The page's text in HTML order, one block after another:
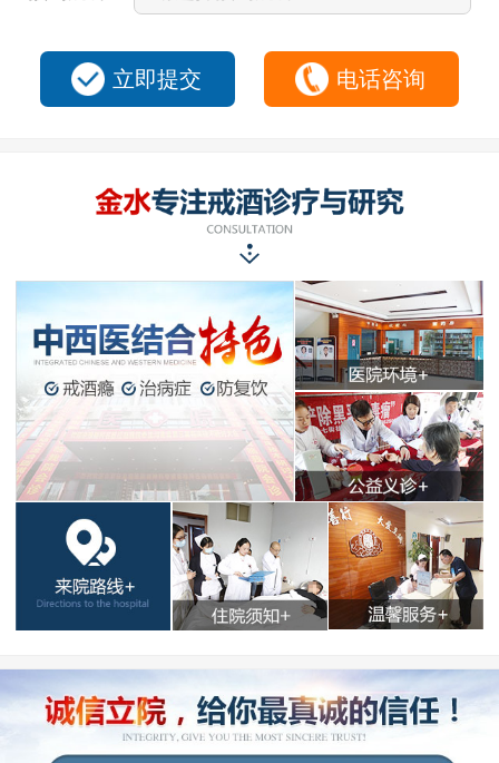
立即提交 电话咨询